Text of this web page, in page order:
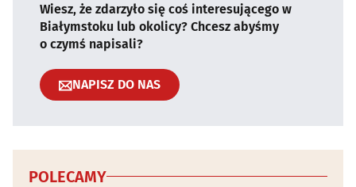
Wiesz, że zdarzyło się coś interesującego w
Białymstoku lub okolicy? Chcesz abyśmy
o czymś napisali?
NAPISZ DO NAS
POLECAMY